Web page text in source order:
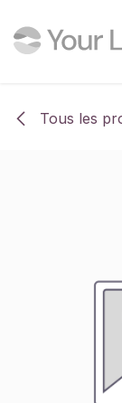
Tous les